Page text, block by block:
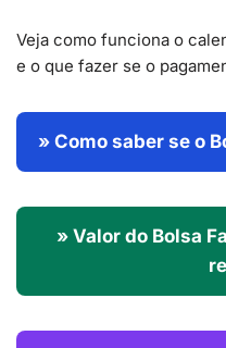
Veja como funciona o
e o que fazer se o
» Como saber se o
» Valor do Bolsa